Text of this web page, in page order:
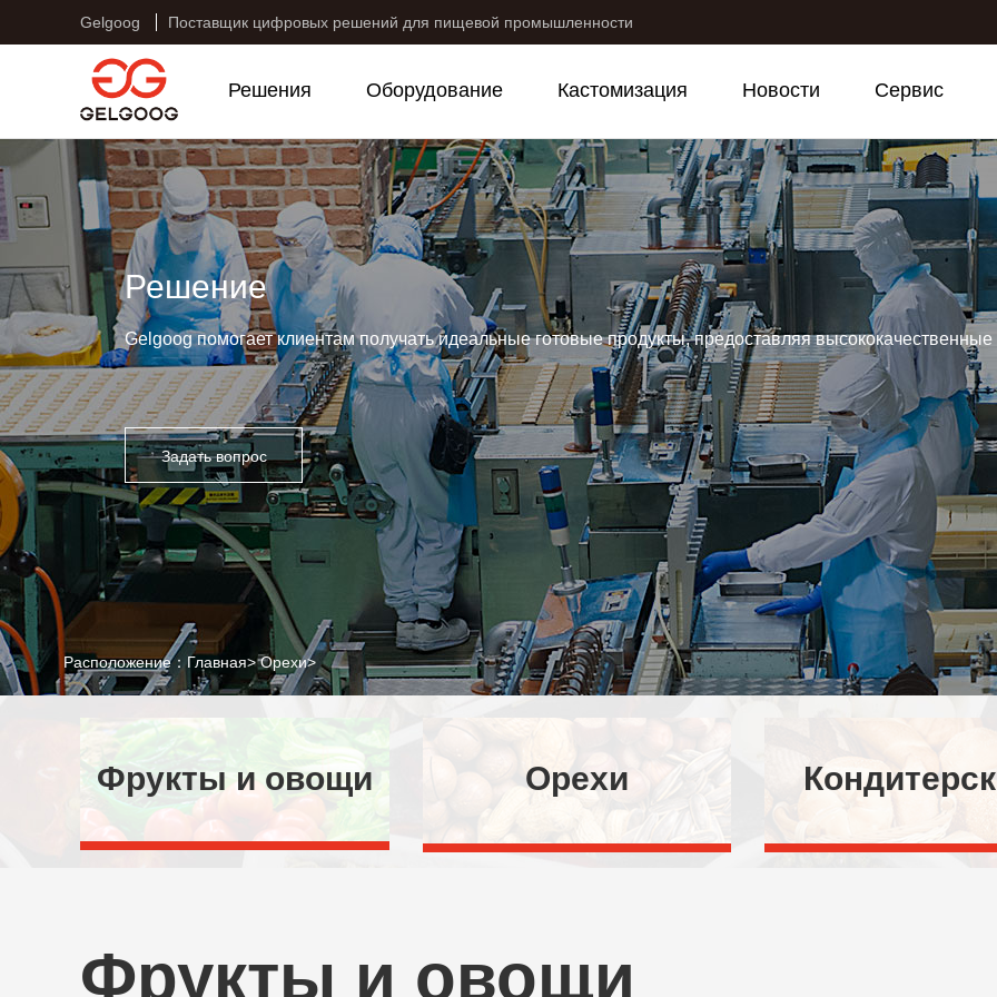
Gelgoog Поставщик цифровых решений для пищевой промышленности
Решения Оборудование Кастомизация Новости Сервис
Решение
Gelgoog помогает клиентам получать идеальные готовые продукты, предоставляя
Задать вопрос
Расположение： Главная>Орехи>
Фрукты и овощи Орехи
Фрукты и овощи